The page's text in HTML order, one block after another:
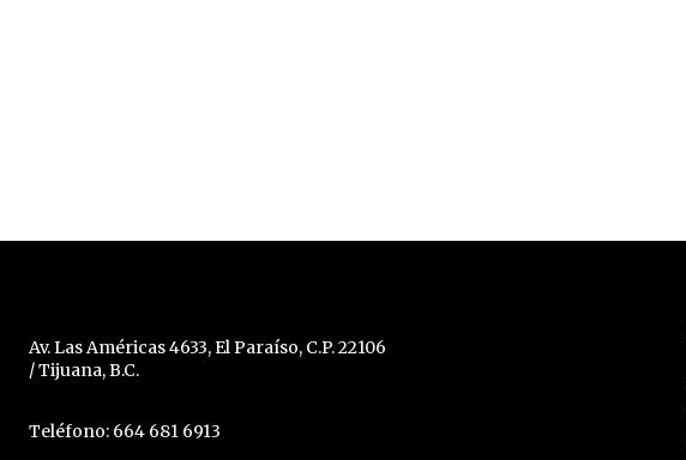
Av. Las Américas 4633, El Paraíso, C.P. 22106
/ Tijuana, B.C.
Teléfono: 664 681 6913